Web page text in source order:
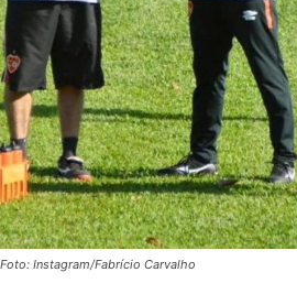
Foto: Instagram/Fabrício Carvalho